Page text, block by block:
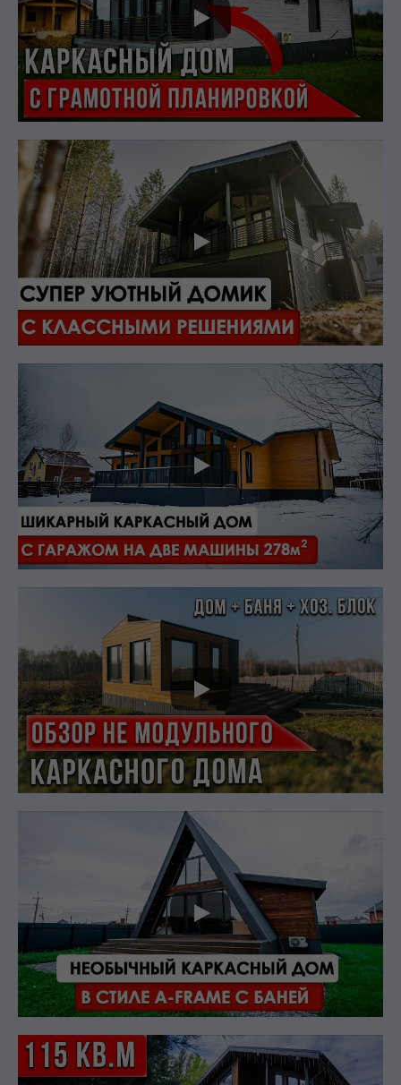
ИЛИ ПОСМОТРИТЕ НА
НАШИ ДОМА ВЖИВУЮ!
Просто запишитесь на экскурсию по уже
готовому объекту и лично убедитесь в
качестве нашей работы
ЗАПИСАТЬСЯ НА ЭКСКУРСИЮ